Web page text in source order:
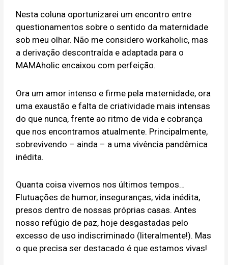
Nesta coluna oportunizarei um encontro entre
questionamentos sobre o sentido da maternidade
sob meu olhar. Não me considero workaholic, mas
a derivação descontraída e adaptada para o
MAMAholic encaixou com perfeição.
Ora um amor intenso e firme pela maternidade, ora
uma exaustão e falta de criatividade mais intensas
do que nunca, frente ao ritmo de vida e cobrança
que nos encontramos atualmente. Principalmente,
sobrevivendo – ainda – a uma vivência pandêmica
inédita.
Quanta coisa vivemos nos últimos tempos…
Flutuações de humor, inseguranças, vida inédita,
presos dentro de nossas próprias casas. Antes
nosso refúgio de paz, hoje desgastadas pelo
excesso de uso indiscriminado (literalmente!). Mas
o que precisa ser destacado é que estamos vivas!